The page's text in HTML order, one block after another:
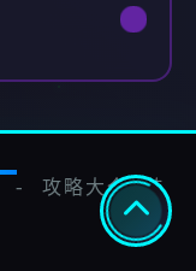
攻略大全 游